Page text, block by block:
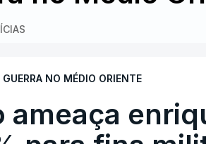
GUERRA NO MÉDIO ORIENTE
ameaça